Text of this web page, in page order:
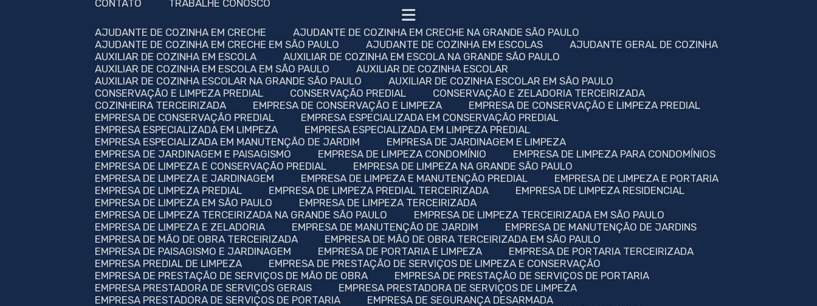
CONTATO
TRABALHE CONOSCO
AJUDANTE DE COZINHA EM CRECHE
AJUDANTE DE COZINHA EM CRECHE NA GRANDE SÃO PAULO
AJUDANTE DE COZINHA EM CRECHE EM SÃO PAULO
AJUDANTE DE COZINHA EM ESCOLAS
AJUDANTE GERAL DE COZINHA
AUXILIAR DE COZINHA EM ESCOLA
AUXILIAR DE COZINHA EM ESCOLA NA GRANDE SÃO PAULO
AUXILIAR DE COZINHA EM ESCOLA EM SÃO PAULO
AUXILIAR DE COZINHA ESCOLAR
AUXILIAR DE COZINHA ESCOLAR NA GRANDE SÃO PAULO
AUXILIAR DE COZINHA ESCOLAR EM SÃO PAULO
CONSERVAÇÃO E LIMPEZA PREDIAL
CONSERVAÇÃO PREDIAL
CONSERVAÇÃO E ZELADORIA TERCEIRIZADA
COZINHEIRA TERCEIRIZADA
EMPRESA DE CONSERVAÇÃO E LIMPEZA
EMPRESA DE CONSERVAÇÃO E LIMPEZA PREDIAL
EMPRESA DE CONSERVAÇÃO PREDIAL
EMPRESA ESPECIALIZADA EM CONSERVAÇÃO PREDIAL
EMPRESA ESPECIALIZADA EM LIMPEZA
EMPRESA ESPECIALIZADA EM LIMPEZA PREDIAL
EMPRESA ESPECIALIZADA EM MANUTENÇÃO DE JARDIM
EMPRESA DE JARDINAGEM E LIMPEZA
EMPRESA DE JARDINAGEM E PAISAGISMO
EMPRESA DE LIMPEZA CONDOMÍNIO
EMPRESA DE LIMPEZA PARA CONDOMÍNIOS
EMPRESA DE LIMPEZA E CONSERVAÇÃO PREDIAL
EMPRESA DE LIMPEZA NA GRANDE SÃO PAULO
EMPRESA DE LIMPEZA E JARDINAGEM
EMPRESA DE LIMPEZA E MANUTENÇÃO PREDIAL
EMPRESA DE LIMPEZA E PORTARIA
EMPRESA DE LIMPEZA PREDIAL
EMPRESA DE LIMPEZA PREDIAL TERCEIRIZADA
EMPRESA DE LIMPEZA RESIDENCIAL
EMPRESA DE LIMPEZA EM SÃO PAULO
EMPRESA DE LIMPEZA TERCEIRIZADA
EMPRESA DE LIMPEZA TERCEIRIZADA NA GRANDE SÃO PAULO
EMPRESA DE LIMPEZA TERCEIRIZADA EM SÃO PAULO
EMPRESA DE LIMPEZA E ZELADORIA
EMPRESA DE MANUTENÇÃO DE JARDIM
EMPRESA DE MANUTENÇÃO DE JARDINS
EMPRESA DE MÃO DE OBRA TERCEIRIZADA
EMPRESA DE MÃO DE OBRA TERCEIRIZADA EM SÃO PAULO
EMPRESA DE PAISAGISMO E JARDINAGEM
EMPRESA DE PORTARIA E LIMPEZA
EMPRESA DE PORTARIA TERCEIRIZADA
EMPRESA PREDIAL DE LIMPEZA
EMPRESA DE PRESTAÇÃO DE SERVIÇOS DE LIMPEZA E CONSERVAÇÃO
EMPRESA DE PRESTAÇÃO DE SERVIÇOS DE MÃO DE OBRA
EMPRESA DE PRESTAÇÃO DE SERVIÇOS DE PORTARIA
EMPRESA PRESTADORA DE SERVIÇOS GERAIS
EMPRESA PRESTADORA DE SERVIÇOS DE LIMPEZA
EMPRESA PRESTADORA DE SERVIÇOS DE PORTARIA
EMPRESA DE SEGURANÇA DESARMADA